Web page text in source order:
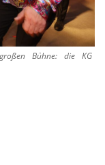
Bühne: die KG